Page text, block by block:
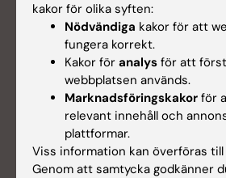
Uppföljningar
Bamse-projektet startade år
till 3 månader gamla. Sedan dess
studiedeltagarna följts upp med
klinisk undersökning vid ett
Två till tre månader –
1996)
kakor för olika syften:
Nödvändiga kakor för att
fungera korrekt.
Kakor för analys för att
webbplatsen används.
Marknadsföringskakor för
relevant innehåll och
plattformar.
Viss information kan överföras till
Genom att samtycka godkänner